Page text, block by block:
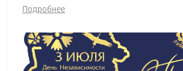
Подробнее